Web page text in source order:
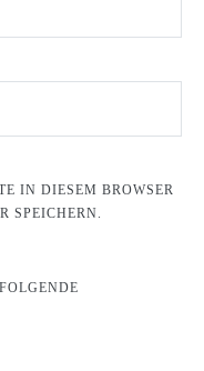
IN DIESEM BROWSER
SPEICHERN.